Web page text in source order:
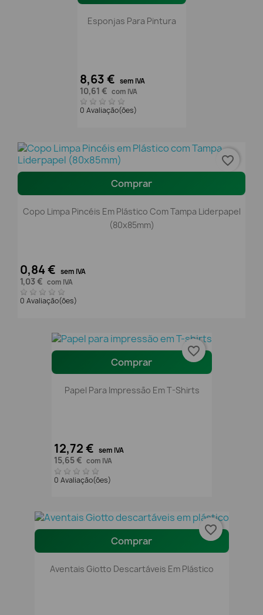
Esponjas Para Pintura
8,63 € sem IVA
10,61 € com IVA
0 Avaliação(ões)
Comprar
Copo Limpa Pincéis Em Plástico Com Tampa Liderpapel
(80x85mm)
0,84 € sem IVA
1,03 € com IVA
0 Avaliação(ões)
favorite_border
Comprar
Papel Para Impressão Em T-Shirts
12,72 € sem IVA
15,65 € com IVA
0 Avaliação(ões)
favorite_border
Comprar
Aventais Giotto Descartáveis Em Plástico
favorite_border